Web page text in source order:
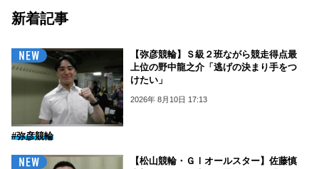
新着記事
【弥彦競輪】Ｓ級２班ながら競走得点最
上位の野中龍之介「逃げの決まり手をつ
けたい」
2026年 8月10日 17:13
#弥彦競輪
【松山競輪・ＧⅠオールスター】佐藤慎